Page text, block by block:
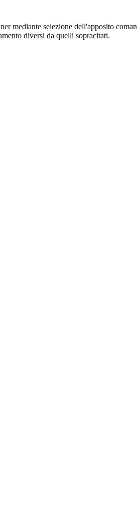
mediante selezione dell'apposito
diversi da quelli sopracitati.